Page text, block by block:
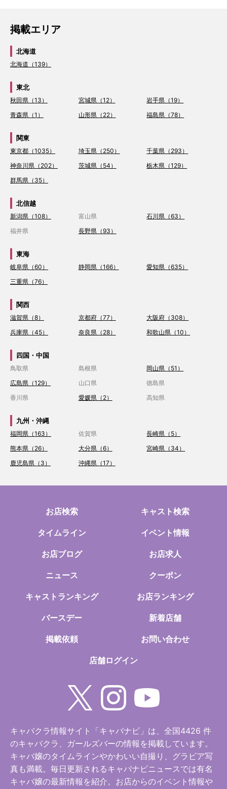
掲載エリア
北海道
北海道（139）
東北
秋田県（13） 宮城県（12）
岩手県（19）
青森県（1）
山形県（22） 福島県（78）
関東
東京都（1035） 埼玉県（250）
千葉県（293）
神奈川県（202）
茨城県（54）
栃木県（129）
群馬県（35）
北信越
新潟県（108） 富山県
石川県（63）
福井県
長野県（93）
東海
岐阜県（60） 静岡県（166）
愛知県（635）
三重県（76）
関西
滋賀県（8） 京都府（77）
大阪府（308）
兵庫県（45）
奈良県（28） 和歌山県（10）
四国・中国
鳥取県 島根県
岡山県（51）
広島県（129）
山口県
徳島県
香川県
愛媛県（2） 高知県
九州・沖縄
福岡県（163） 佐賀県
長崎県（5）
熊本県（26）
大分県（6）
宮崎県（34）
鹿児島県（3）
沖縄県（17）
お店検索 キャスト検索
タイムライン イベント情報
お店ブログ お店求人
ニュース クーポン
キャストランキング お店ランキング
バースデー 新着店舗
掲載依頼 お問い合わせ
店舗ログイン
キャバクラ情報サイト「キャバナビ」は、全国4426 件
のキャバクラ、ガールズバーの情報を掲載しています。
キャバ嬢のタイムラインやかわいい自撮り、グラビア写
真も満載。毎日更新されるキャバナビニュースでは有名
キャバ嬢の最新情報を紹介。お店からのイベント情報や